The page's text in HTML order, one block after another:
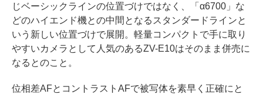
じベーシックラインの位置づけではなく、「α6700」な
どのハイエンド機との中間となるスタンダードラインと
いう新しい位置づけで展開。軽量コンパクトで手に取り
やすいカメラとして人気のあるZV-E10はそのまま併売に
なるとのこと。
位相差AFとコントラストAFで被写体を素早く正確にと